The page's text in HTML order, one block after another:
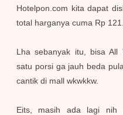
Hotelpon.com kita dapat
total harganya cuma Rp
Lha sebanyak itu, bisa All
satu porsi ga jauh beda
cantik di mall wkwkkw.
Eits, masih ada lagi nih